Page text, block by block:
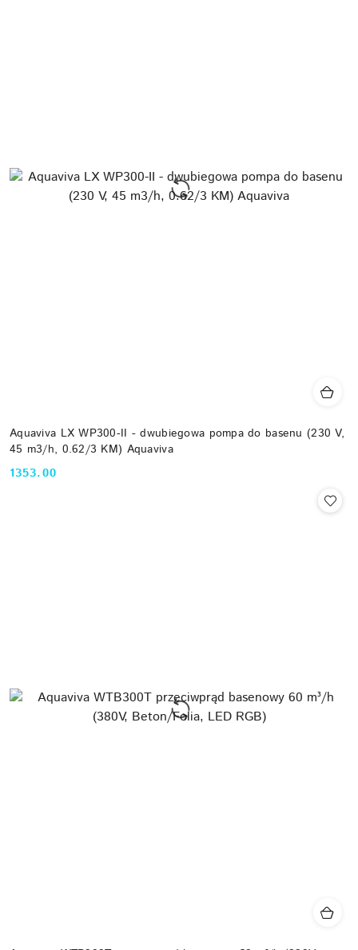
Aquaviva LX WP300-II - dwubiegowa pompa do basenu (230 V,
45 m3/h, 0.62/3 KM) Aquaviva
Cena:
1353.00